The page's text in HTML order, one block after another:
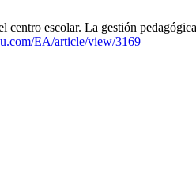
centro escolar. La gestión
EA/article/view/3169